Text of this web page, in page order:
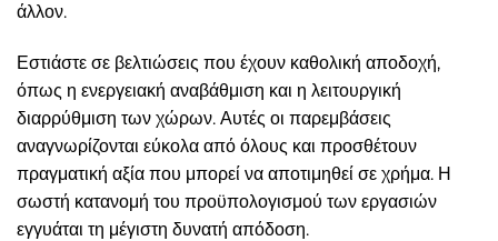
άλλον.
Εστιάστε σε βελτιώσεις που έχουν καθολική αποδοχή,
όπως η ενεργειακή αναβάθμιση και η λειτουργική
διαρρύθμιση των χώρων. Αυτές οι παρεμβάσεις
αναγνωρίζονται εύκολα από όλους και προσθέτουν
πραγματική αξία που μπορεί να αποτιμηθεί σε χρήμα. Η
σωστή κατανομή του προϋπολογισμού των εργασιών
εγγυάται τη μέγιστη δυνατή απόδοση.